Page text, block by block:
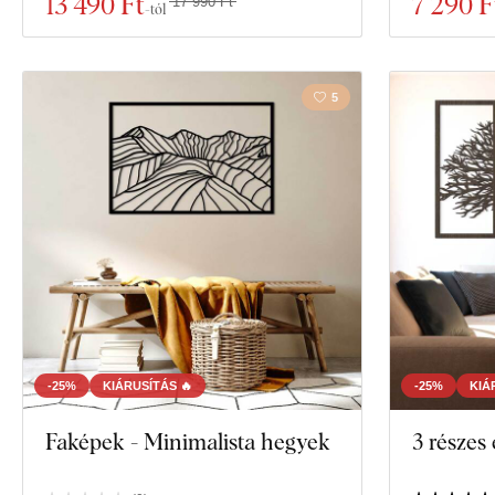
-tól
-25% KIÁRUSÍTÁS 🔥
5
Faképek - Minimalista hegyek
-25%
3